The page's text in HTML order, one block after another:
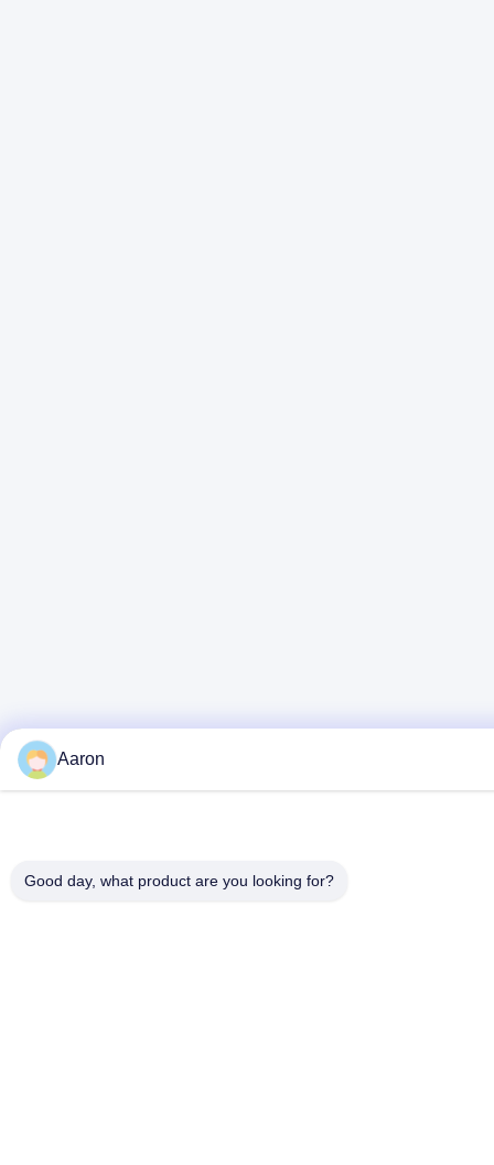
Aaron
Good day, what product are you looking for?